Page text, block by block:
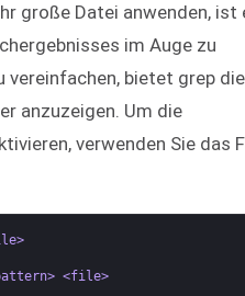
große Datei anwenden, ist
im Auge zu
vereinfachen, bietet grep die
anzuzeigen. Um die
verwenden Sie das
<file>